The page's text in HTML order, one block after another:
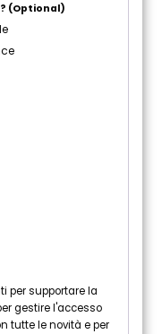
(Optional)
per supportare la
gestire l'accesso
tutte le novità e per